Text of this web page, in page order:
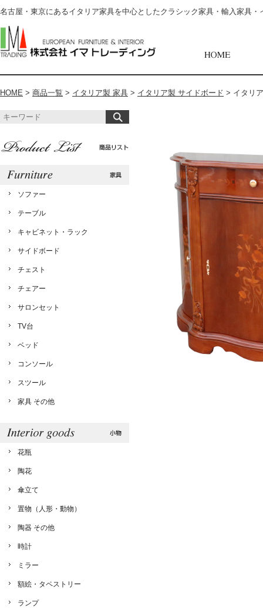
名古屋・東京にあるイタリア家具を中心としたクラシック家具・輸入家具
HOME > 商品一覧 > イタリア製 家具 > イタリア製 サイドボード > イタリ
ソファー
テーブル
キャビネット・ラック
サイドボード
チェスト
チェアー
サロンセット
TV台
ベッド
コンソール
スツール
家具 その他
花瓶
陶花
傘立て
置物（人形・動物）
陶器 その他
時計
ミラー
額絵・タペストリー
ランプ